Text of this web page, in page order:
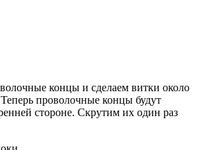
концы и сделаем витки около
проволочные концы будут
стороне. Скрутим их один раз